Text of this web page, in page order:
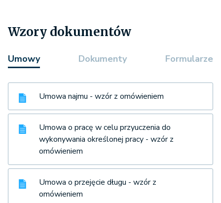
Wzory dokumentów
Umowy Dokumenty Formularze
Umowa najmu - wzór z omówieniem
Umowa o pracę w celu przyuczenia do
wykonywania określonej pracy - wzór z
omówieniem
Umowa o przejęcie długu - wzór z
omówieniem